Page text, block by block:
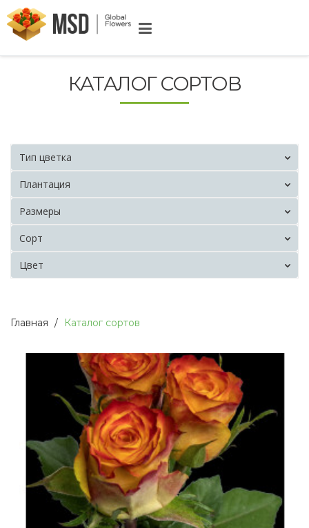
КАТАЛОГ СОРТОВ
Тип цветка
Плантация
Размеры
Сорт
Цвет
Главная Каталог сортов